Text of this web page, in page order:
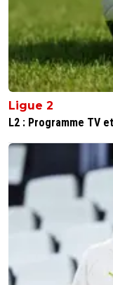
Ligue 2
L2 : Programme TV